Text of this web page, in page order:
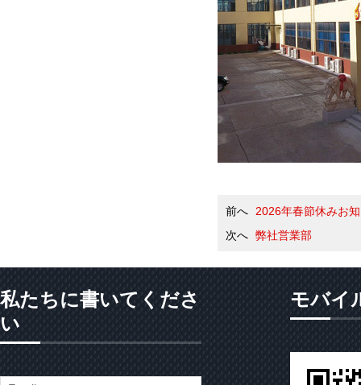
前へ
2026年春節休みお
次へ 弊社営業部
私たちに書いてくださ
い
モバイ